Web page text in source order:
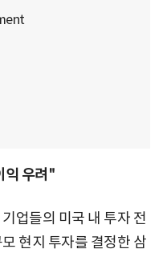
익 우려"
업들의 미국 내 투자 전
현지 투자를 결정한 삼